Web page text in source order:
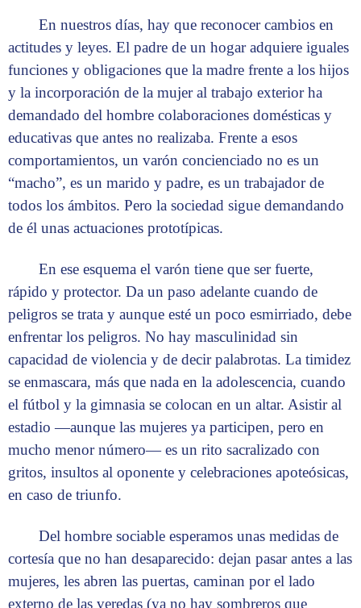
En nuestros días, hay que reconocer cambios en
actitudes y leyes. El padre de un hogar adquiere iguales
funciones y obligaciones que la madre frente a los hijos
y la incorporación de la mujer al trabajo exterior ha
demandado del hombre colaboraciones domésticas y
educativas que antes no realizaba. Frente a esos
comportamientos, un varón concienciado no es un
“macho”, es un marido y padre, es un trabajador de
todos los ámbitos. Pero la sociedad sigue demandando
de él unas actuaciones prototípicas.
En ese esquema el varón tiene que ser fuerte,
rápido y protector. Da un paso adelante cuando de
peligros se trata y aunque esté un poco esmirriado, debe
enfrentar los peligros. No hay masculinidad sin
capacidad de violencia y de decir palabrotas. La timidez
se enmascara, más que nada en la adolescencia, cuando
el fútbol y la gimnasia se colocan en un altar. Asistir al
estadio —aunque las mujeres ya participen, pero en
mucho menor número— es un rito sacralizado con
gritos, insultos al oponente y celebraciones apoteósicas,
en caso de triunfo.
Del hombre sociable esperamos unas medidas de
cortesía que no han desaparecido: dejan pasar antes a las
mujeres, les abren las puertas, caminan por el lado
externo de las veredas (ya no hay sombreros que